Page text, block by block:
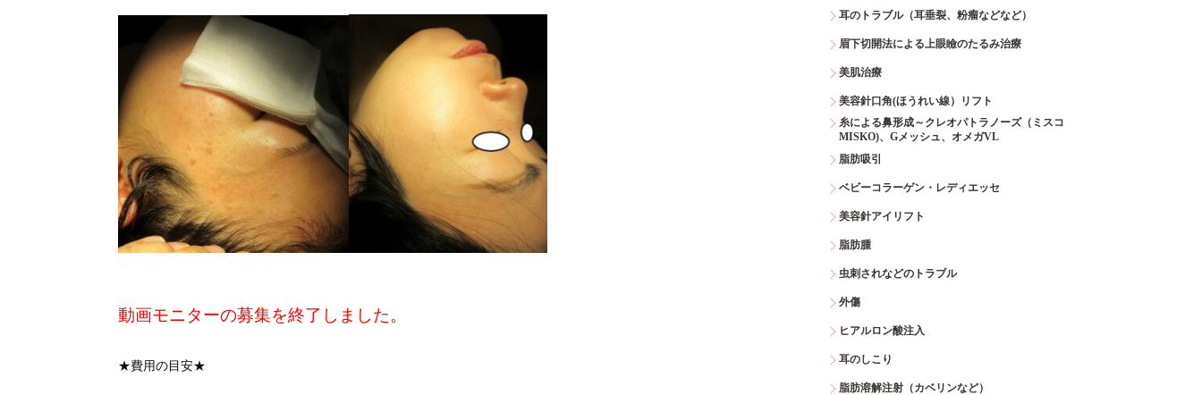
動画モニターの募集を終了しました。
★費用の目安★
耳のトラブル（耳垂裂、粉瘤などなど）
眉下切開法による上眼瞼のたるみ治療
美肌治療
美容針口角(ほうれい線）リフト
糸による鼻形成～クレオパトラノーズ（ミスコ
MISKO)、Gメッシュ、オメガVL
脂肪吸引
ベビーコラーゲン・レディエッセ
美容針アイリフト
脂肪腫
虫刺されなどのトラブル
外傷
ヒアルロン酸注入
耳のしこり
脂肪溶解注射（カベリンなど）